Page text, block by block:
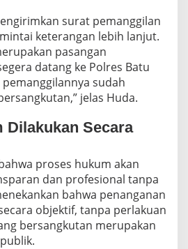
surat pemanggilan
keterangan lebih lanjut.
pasangan
datang ke Polres Batu
sudah
jelas Huda.
Dilakukan Secara
proses hukum akan
dan profesional tanpa
bahwa penanganan
objektif, tanpa perlakuan
bersangkutan merupakan